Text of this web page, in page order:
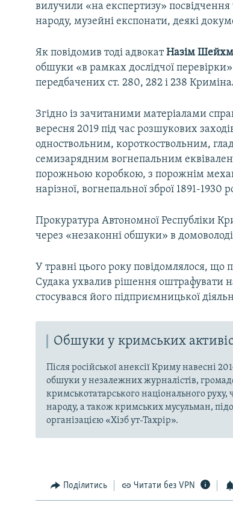
вилучили «на експертизу»
народу, музейні експонати, деякі
Як повідомив тоді адвокатНазім
обшуки «в рамках дослідчої
передбачених ст. 280, 282 і 238
Згідно із зачитаними матеріалами
вересня 2019 під час розшукових
одноствольним, короткоствольним,
семизарядним вогнепальним
порожньою коробкою, з порожнім
нарізної, вогнепальної зброї 1891-1930
Прокуратура Автономної Республіки
через «незаконні обшуки» в
У травні цього року повідомлялося,
Судака ухвалив рішення оштрафувати
стосувався його підприємницької
Обшуки у кримських
Після російської анексії Криму навесні
обшуки у незалежних журналістів,
кримськотатарського національного
народу, а також кримських мусульман,
організацією «Хізб ут-Тахрір».
Поділитись Читати без VPN